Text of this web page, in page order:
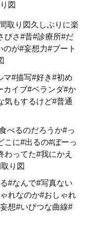
図
取り図久しぶりに楽
びさ#昔#診療所#だ
が#妄想力#ブート
#描写#好き#初め
カイブ#ベランダ#か
気もするけど#普通
べるのだろうか#っ
こに#出るの#ぼーっ
わってた#我にかえ
り図
#なんで#写真ない
れなのか#おしゃれ
想#いびつな曲線#